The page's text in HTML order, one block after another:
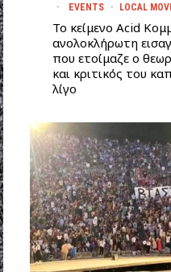
EVENTS · LOCAL
Το κείμενο Acid
ανολοκλήρωτη
που ετοίμαζε ο
και κριτικός του
λίγο